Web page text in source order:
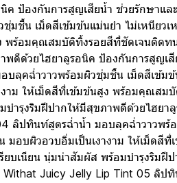
ป้องกันการสูญเสียน้ำ ช่วยรักษาแล
ชื้น เม็ดสีเข้มข้นแม่นยำ ไม่เหนียวเ
พร้อมคุณสมบัติทิ้งรอยสีที่ชัดเจนติด
ดีด้วยไฮยาลูรอนิค ป้องกันการสูญเ
ลุคฉ่ำวาวพร้อมผิวชุ่มชื้น เม็ดสีเข้ม
าม ให้เม็ดสีที่เข้มข้นสูง พร้อมคุณส
ำรุงริมฝีปากให้มีสุขภาพดีด้วยไฮยา
ลิปทินท์สูตรฉ่ำน้ำ มอบลุคฉ่ำวาวพร้
มอบผิวอวบอิ่มเป็นเงางาม ให้เม็ด
บเนียน นุ่มน่าสัมผัส พร้อมบำรุงริมฝี
Withat Juicy Jelly Lip Tint 05 ลิป